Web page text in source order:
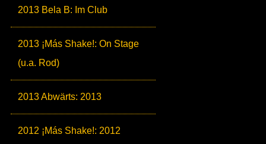
2013 Bela B: Im Club
2013 ¡Más Shake!: On Stage
(u.a. Rod)
2013 Abwärts: 2013
2012 ¡Más Shake!: 2012